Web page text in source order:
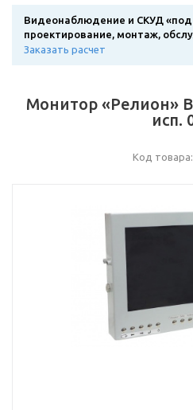
Видеонаблюдение и СКУД
проектирование, монтаж,
Заказать расчет
Монитор «Релион»
исп.
Код